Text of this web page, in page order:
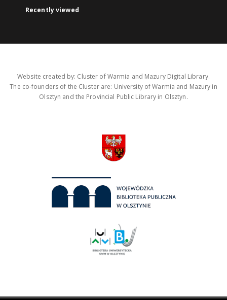
Recently viewed
Website created by: Cluster of Warmia and Mazury Digital Library.
The co-founders of the Cluster are: University of Warmia and Mazury in
Olsztyn and the Provincial Public Library in Olsztyn.